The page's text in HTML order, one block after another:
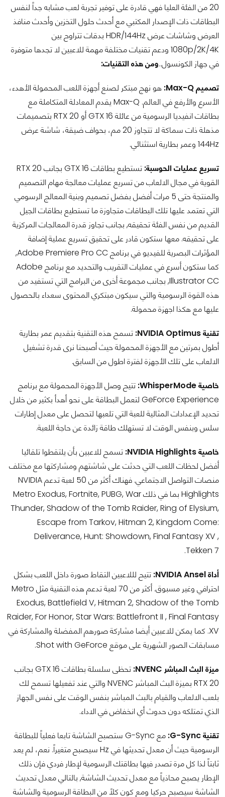
20 من الفئة العليا فهي قادرة على توفير تجربة لعب مشابه جداً لنفس
البطاقات ذات الإصدار المكتبي مع أحدث حلول التخزين وأحدث منافذ
العرض وشاشات عرض HDR/144Hz بدقات تتراوح بين
1080p/2K/4K ودعم تقنيات مختلفة مهمة للاعبين لا تجدها متوفرة
في جهاز الكونسول..ومن هذه التقنيات:
تصميم Max-Q:
هو نهج مبتكر لصنع أجهزة اللعب المحمولة الأهدء،
الأسرع والأرفع في العالم. Max-Q يقدم المعادلة المتكاملة مع
بطاقات انفيديا الرسومية من عائلة GTX 16 أو RTX 20 بتصميمات
مذهلة ذات سماكة لا تتجاوز 20 مم، بحواف ضيقة، شاشة عرض
144Hz وعمر بطارية استثنائي.
تسريع عمليات الحوسبة:
تستطيع بطاقات GTX 16 بجانب RTX 20
القوية في مجال الالعاب من تسريع عمليات معالجة مهام التصميم
والمنتجة حتى 5 مرات أفضل بفضل تصميم وبنية المعالج الرسومي
التي تعتمد عليها تلك البطاقات متجاوزة ما تستطيع بطاقات الجيل
القديم من نفس الفئة تحقيقه, بجانب تجاوز قدرة المعالجات المركزية
على تحقيقه. معها ستكون قادر على تحقيق تسريع عملية إضافة
المؤثرات البصرية للفيديو في برنامج Adobe Premiere Pro CC,
كما ستكون أسرع في عمليات التقريب والتحديد مع برنامج Adobe
Illustrator CC, بجانب مجموعة أخرى من البرامج التي تستفيد من
هذه القوة الرسومية والتي سيكون مبتكري المحتوى سعداء بالحصول
عليها مع هكذا اجهزة محمولة.
تقنية NVIDIA Optimus:
تسمح هذه التقنية بتقديم عمر بطارية
أطول بمرتين مع الأجهزة المحمولة حيث أصبحنا نرى قدرة تشغيل
الالعاب على تلك الأجهزة لفترة اطول من السابق.
خاصية WhisperMode:
تتيح وصل الأجهزة المحمولة مع برنامج
GeForce Experience لتعمل البطاقة على نحو أهدأ بكثير من خلال
تحديد الإعدادات المثالية للعبة التي تلعبها لتحصل على معدل إطارات
سلس وبنفس الوقت لا تستهلك طاقة زائدة عن حاجة اللعبة.
خاصية NVIDIA Highlights:
تسمح للاعبين بأن يلتقطوا تلقائيا
أفضل لحظات اللعب التي حدثت على شاشتهم ومشاركتها مع مختلف
منصات التواصل الاجتماعي. فهناك أكثر من 50 لعبة تدعم NVIDIA
Highlights بما في ذلك Metro Exodus, Fortnite, PUBG, War
Thunder, Shadow of the Tomb Raider, Ring of Elysium,
Escape from Tarkov, Hitman 2, Kingdom Come:
Deliverance, Hunt: Showdown, Final Fantasy XV ,
Tekken 7.
أداة NVIDIA Ansel:
تتيح لللاعبين التقاط صورة داخل اللعب بشكل
احترافي وغير مسبوق. أكثر من 70 لعبة تدعم هذه التقنية مثل Metro
Exodus, Battlefield V, Hitman 2, Shadow of the Tomb
Raider, For Honor, Star Wars: Battlefront II , Final Fantasy
XV. كما يمكن للاعبين أيضا مشاركة صورهم المفضلة والمشاركة في
مسابقات الصور الشهرية على موقع Shot with GeForce.
ميزة البث المباشر NVENC:
تحظى سلسلة بطاقات GTX 16 بجانب
RTX 20 بميزة البث المباشر NVENC والتي عند تفعيلها تسمح لك
بلعب الالعاب والقيام بالبث المباشر بنفس الوقت على نفس الجهاز
الذي تمتلكه دون حدوث أي انخفاض في الاداء.
تقنية G-Sync:
مع G-Sync ستصبح الشاشة تابعا فعلياً للبطاقة
الرسومية حيث أن معدل تحديثها في Hz سيصبح متغيراً. نعم، لم يعد
ثابتاً لذا كل مرة تصدر فيها بطاقتك الرسومية لإطار فردي فإن ذلك
الإطار يصبح محاذياً مع معدل تحديث الشاشة, بالتالي معدل تحديث
الشاشة سيصبح حركيا ومع كون كلاً من البطاقة الرسومية والشاشة